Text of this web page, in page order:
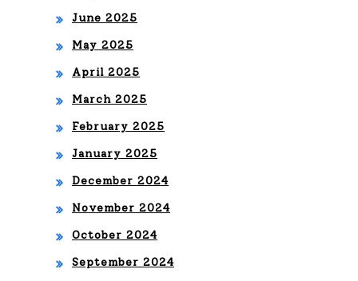
June 2025
May 2025
April 2025
March 2025
February 2025
January 2025
December 2024
November 2024
October 2024
September 2024